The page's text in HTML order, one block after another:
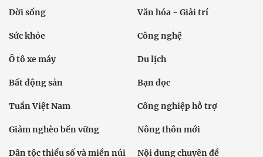
Đời sống Văn hóa - Giải trí
Sức khỏe Công nghệ
Ô tô xe máy Du lịch
Bất động sản Bạn đọc
Tuần Việt Nam Công nghiệp hỗ trợ
Giảm nghèo bền vững Nông thôn mới
Dân tộc thiểu số và miền núi Nội dung chuyên đề